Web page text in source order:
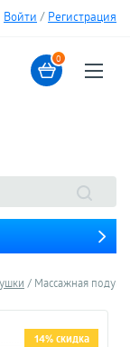
Войти / Регистрация
0
Массажная
14% скидка